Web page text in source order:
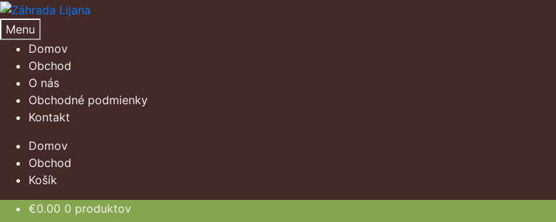
Preskočiť
na
navigáciu
Preskočiť
na
obsah
Menu
Domov
Obchod
O nás
Obchodné podmienky
Kontakt
Domov
Obchod
Košík
€0.00 0 produktov